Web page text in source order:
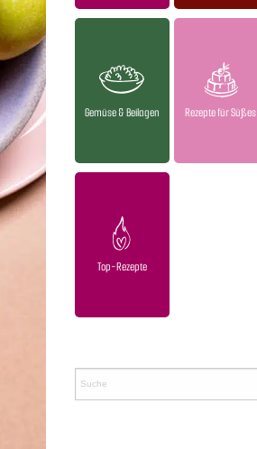
Gemüse & Beilagen Rezepte für Süßes
Top-Rezepte